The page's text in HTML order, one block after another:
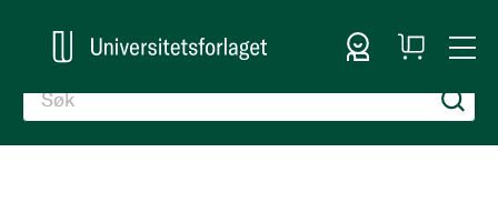
Logg inn
Handlekurv